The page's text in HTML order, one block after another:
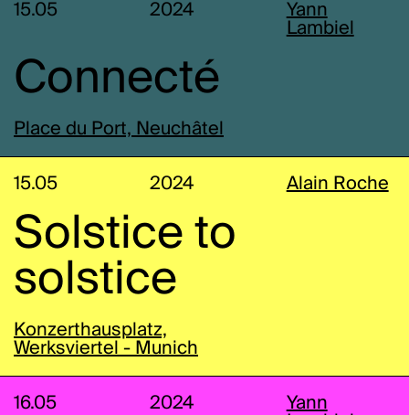
15.05 2024
Yann
Lambiel
Connecté
Place du Port, Neuchâtel
15.05 2024 Alain Roche
Solstice to
solstice
Konzerthausplatz,
Werksviertel - Munich
16.05 2024
Yann